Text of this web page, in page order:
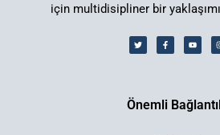
için multidisipliner bir
Önemli